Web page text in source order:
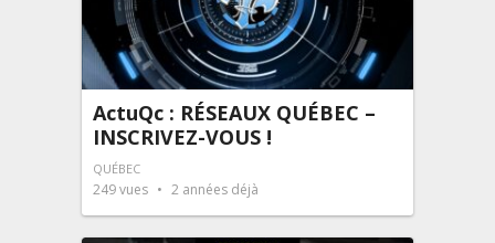
ActuQc : RÉSEAUX QUÉBEC –
INSCRIVEZ-VOUS !
QUÉBEC
249vues 2 années déjà